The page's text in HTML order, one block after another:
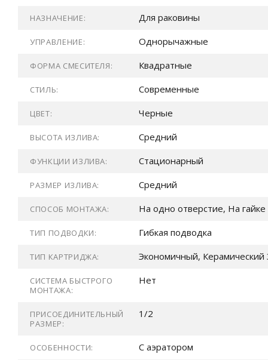
НАЗНАЧЕНИЕ: Для раковины
УПРАВЛЕНИЕ: Однорычажные
ФОРМА СМЕСИТЕЛЯ: Квадратные
СТИЛЬ: Современные
ЦВЕТ: Черные
ВЫСОТА ИЗЛИВА: Средний
ФУНКЦИИ ИЗЛИВА: Стационарный
РАЗМЕР ИЗЛИВА: Средний
СПОСОБ МОНТАЖА: На одно отверстие, На гайке
ТИП ПОДВОДКИ: Гибкая подводка
ТИП КАРТРИДЖА: Экономичный, Керамический
СИСТЕМА БЫСТРОГО
МОНТАЖА:
Нет
ПРИСОЕДИНИТЕЛЬНЫЙ
РАЗМЕР:
1/2
ОСОБЕННОСТИ: С аэратором